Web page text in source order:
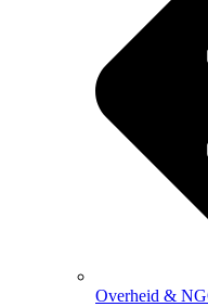
Overheid &